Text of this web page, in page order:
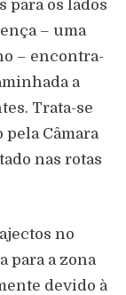
para os lados
– uma
– encontra-
a
Trata-se
Câmara
nas rotas
no
para a zona
devido à